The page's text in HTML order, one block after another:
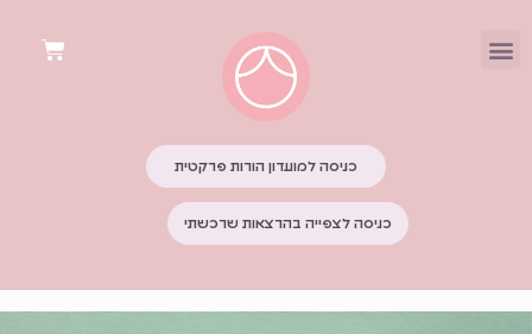
כניסה למועדון הורות פרקטית
כניסה לצפייה בהרצאות שרכשתי